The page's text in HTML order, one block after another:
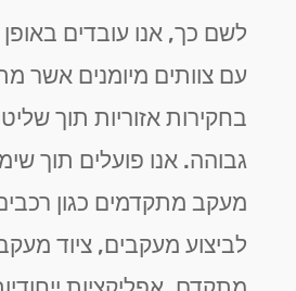
לשם כך, אנו עובדים
עם צוותים מיומנים אשר
בחקירות אזוריות תוך
גבוהה. אנו פועלים תוך
מעקב מתקדמים כגון
לביצוע מעקבים, ציוד